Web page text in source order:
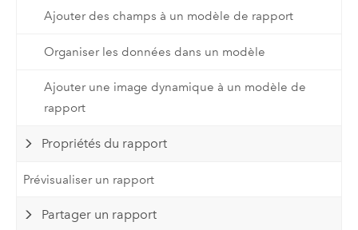
Ajouter des champs à un modèle de rapport
Organiser les données dans un modèle
Ajouter une image dynamique à un modèle de
rapport
Propriétés du rapport
Prévisualiser un rapport
Partager un rapport